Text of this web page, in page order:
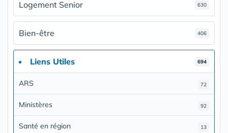
Logement Senior 630
Bien-être 406
Liens Utiles 694
ARS 72
Ministères 92
Santé en région 13